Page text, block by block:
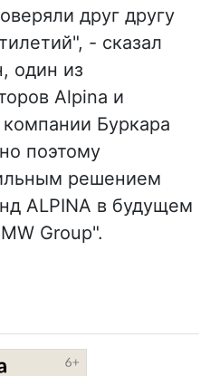
друг другу
- сказал
один из
Alpina и
Буркара
поэтому
решением
ALPINA в будущем
Group".